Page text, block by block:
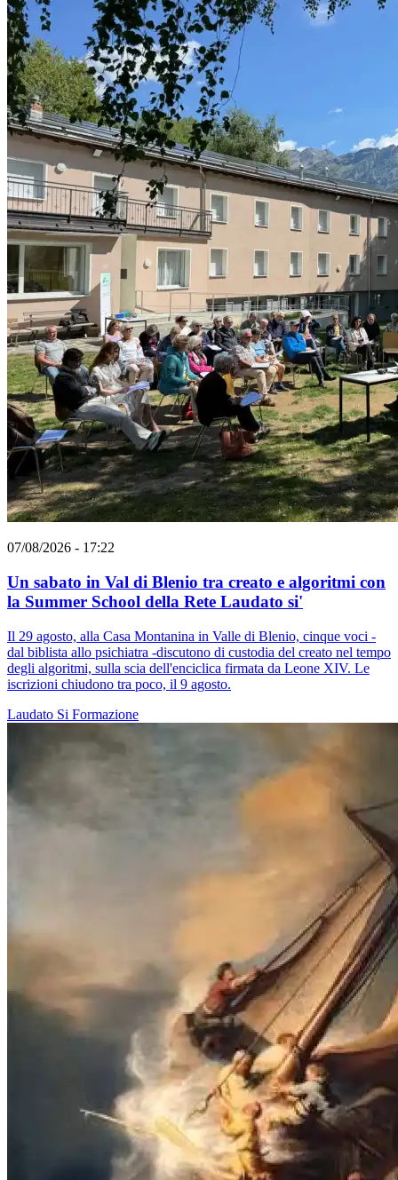
07/08/2026 - 17:22
Un sabato in Val di Blenio tra creato e algoritmi con
la Summer School della Rete Laudato si'
Il 29 agosto, alla Casa Montanina in Valle di Blenio, cinque voci -
dal biblista allo psichiatra -discutono di custodia del creato nel tempo
degli algoritmi, sulla scia dell'enciclica firmata da Leone XIV. Le
iscrizioni chiudono tra poco, il 9 agosto.
Laudato Si Formazione